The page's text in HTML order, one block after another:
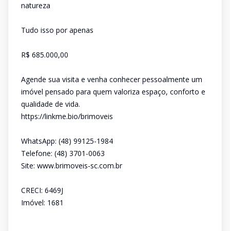
natureza
Tudo isso por apenas
R$ 685.000,00
Agende sua visita e venha conhecer pessoalmente um
imóvel pensado para quem valoriza espaço, conforto e
qualidade de vida.
https://linkme.bio/brimoveis
WhatsApp: (48) 99125-1984
Telefone: (48) 3701-0063
Site: www.brimoveis-sc.com.br
CRECI: 6469J
Imóvel: 1681